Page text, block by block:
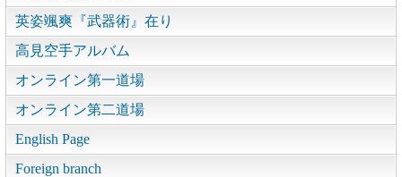
英姿颯爽『武器術』在り
高見空手アルバム
オンライン第一道場
オンライン第二道場
English Page
Foreign branch